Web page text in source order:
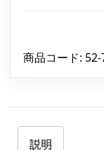
ト
レ
ン
ズ
ル
ン
ダ
商品コード:
説明